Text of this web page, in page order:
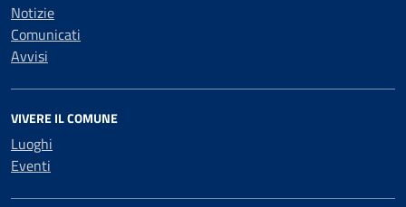
Notizie
Comunicati
Avvisi
VIVERE IL COMUNE
Luoghi
Eventi